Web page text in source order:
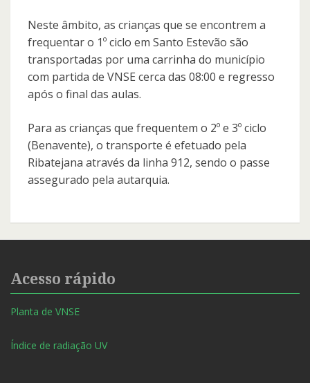
Neste âmbito, as crianças que se encontrem a
frequentar o 1º ciclo em Santo Estevão são
transportadas por uma carrinha do município
com partida de VNSE cerca das 08:00 e regresso
após o final das aulas.
Para as crianças que frequentem o 2º e 3º ciclo
(Benavente), o transporte é efetuado pela
Ribatejana através da linha 912, sendo o passe
assegurado pela autarquia.
Acesso rápido
Planta de VNSE
Índice de radiação UV